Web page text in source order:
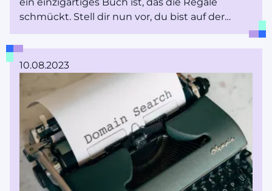
schmückt. Stell dir nun vor, du bist auf der
Suche nach einem bestimmten Buch zu einem
bestimmten Thema - hier kommt der
Bibliothekar ins Spiel, ähnlich wie die
Suchmaschine von Google. Der Bibliothekar
setzt ein ausgeklügeltes System ein, um diese
virtuellen Bände zu durchforsten und dir die
relevantesten Bände zu präsentieren. Dieser
virtuelle Bibliothekar ist die Verkörperung der
Suchmaschinenoptimierung (SEO) - eine
digitale Magie, die die Präsenz deiner Website
ins Rampenlicht katapultieren kann.
10.08.2023